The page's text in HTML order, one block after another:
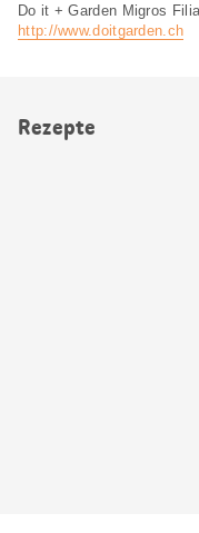
Do it + Garden Migros
http://www.doitgarden.ch
Rezepte